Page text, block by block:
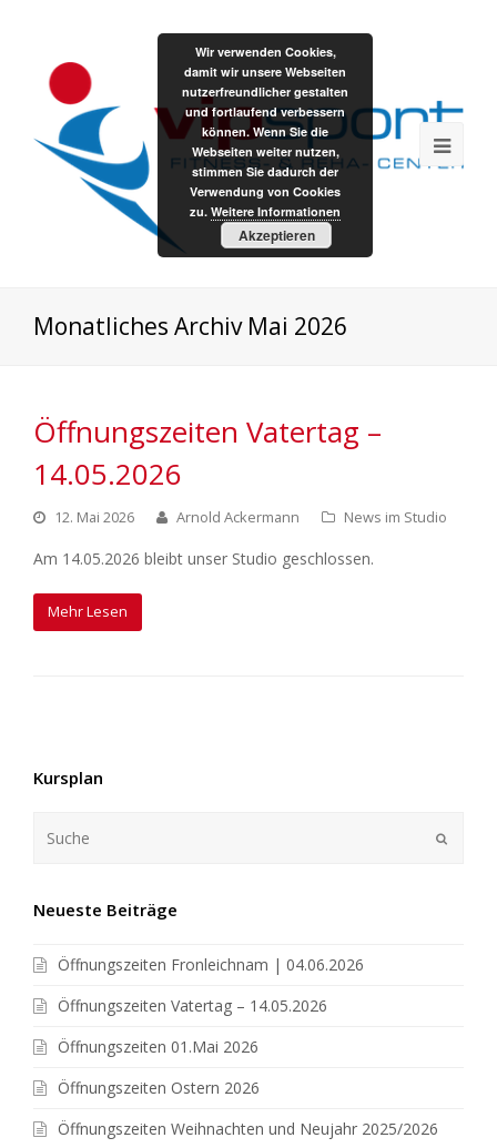
Monatliches Archiv Mai 2026
Öffnungszeiten Vatertag –
14.05.2026
12. Mai 2026 Arnold Ackermann News im Studio
Am 14.05.2026 bleibt unser Studio geschlossen.
Mehr Lesen
Kursplan
Neueste Beiträge
Öffnungszeiten Fronleichnam | 04.06.2026
Öffnungszeiten Vatertag – 14.05.2026
Öffnungszeiten 01.Mai 2026
Öffnungszeiten Ostern 2026
Öffnungszeiten Weihnachten und Neujahr 2025/2026
Wir verwenden Cookies,
damit wir unsere Webseiten
nutzerfreundlicher gestalten
und fortlaufend verbessern
können. Wenn Sie die
Webseiten weiter nutzen,
stimmen Sie dadurch der
Verwendung von Cookies
zu. Weitere Informationen
Akzeptieren